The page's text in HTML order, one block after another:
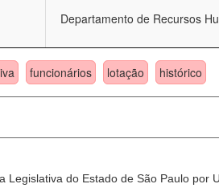
Departamento de Recursos
funcionários lotação histórico
Legislativa do Estado de São Paulo